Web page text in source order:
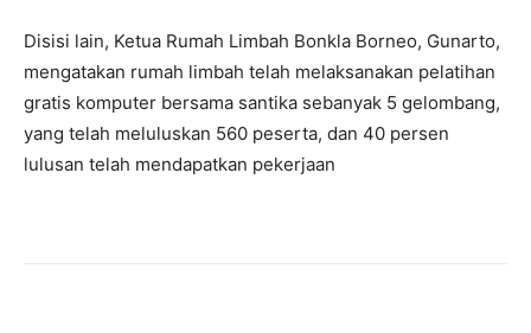
Disisi lain, Ketua Rumah Limbah Bonkla Borneo, Gunarto,
mengatakan rumah limbah telah melaksanakan pelatihan
gratis komputer bersama santika sebanyak 5 gelombang,
yang telah meluluskan 560 peserta, dan 40 persen
lulusan telah mendapatkan pekerjaan